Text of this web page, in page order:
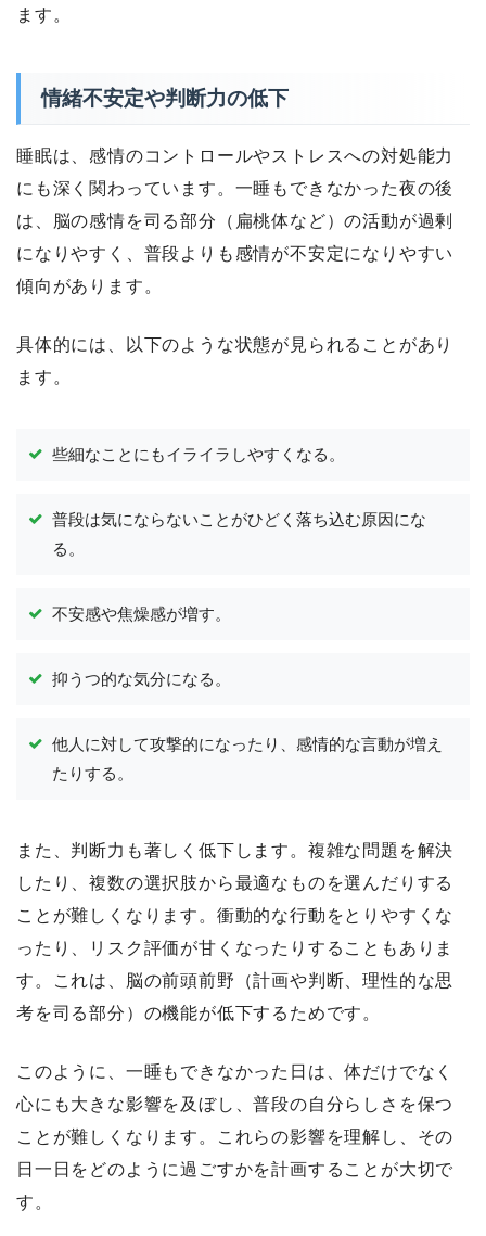
ます。
情緒不安定や判断力の低下
睡眠は、感情のコントロールやストレスへの対処能力
にも深く関わっています。一睡もできなかった夜の後
は、脳の感情を司る部分（扁桃体など）の活動が過剰
になりやすく、普段よりも感情が不安定になりやすい
傾向があります。
具体的には、以下のような状態が見られることがあり
ます。
些細なことにもイライラしやすくなる。
普段は気にならないことがひどく落ち込む原因にな
る。
不安感や焦燥感が増す。
抑うつ的な気分になる。
他人に対して攻撃的になったり、感情的な言動が増え
たりする。
また、判断力も著しく低下します。複雑な問題を解決
したり、複数の選択肢から最適なものを選んだりする
ことが難しくなります。衝動的な行動をとりやすくな
ったり、リスク評価が甘くなったりすることもありま
す。これは、脳の前頭前野（計画や判断、理性的な思
考を司る部分）の機能が低下するためです。
このように、一睡もできなかった日は、体だけでなく
心にも大きな影響を及ぼし、普段の自分らしさを保つ
ことが難しくなります。これらの影響を理解し、その
日一日をどのように過ごすかを計画することが大切で
す。